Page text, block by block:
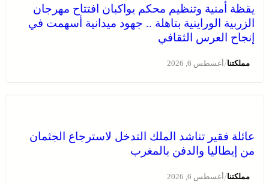
يقظة أمنية وتنظيم محكم يواكبان افتتاح مهرجان
الزربية الوراينية بتاهلة .. جهود ميدانية أسهمت في
إنجاح العرس الثقافي
مملكتنا/أغسطس 6, 2026
عائلة فقير تناشد الملك التدخل لاسترجاع الجثمان
من إيطاليا والدفن بالمغرب
مملكتنا/أغسطس 6, 2026